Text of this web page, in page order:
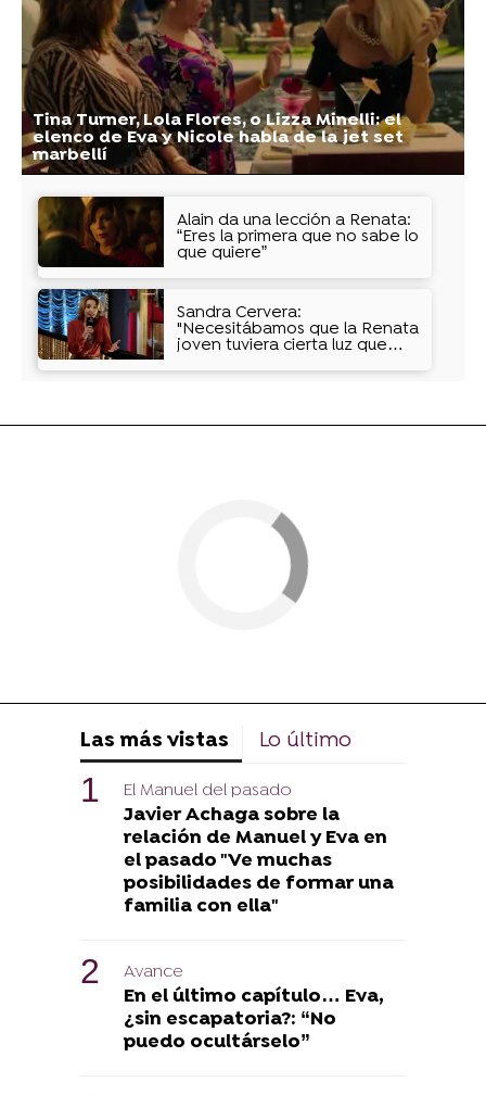
Tina Turner, Lola Flores, o Lizza Minelli: el
elenco de Eva y Nicole habla de la jet set
marbellí
Alain da una lección a Renata:
“Eres la primera que no sabe lo
que quiere”
Sandra Cervera:
"Necesitábamos que la Renata
joven tuviera cierta luz que
Las más vistas Lo último
El Manuel del pasado
Javier Achaga sobre la
relación de Manuel y Eva en
el pasado "Ve muchas
posibilidades de formar una
familia con ella"
Avance
En el último capítulo… Eva,
¿sin escapatoria?: “No
puedo ocultárselo”